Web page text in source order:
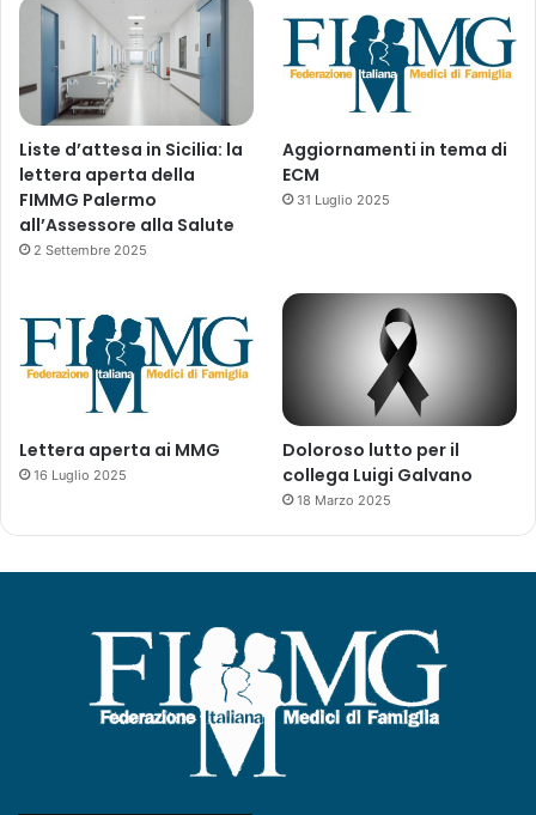
Liste d’attesa in Sicilia: la
lettera aperta della
FIMMG Palermo
all’Assessore alla Salute
2 Settembre 2025
Aggiornamenti in tema di
ECM
31 Luglio 2025
Lettera aperta ai MMG
16 Luglio 2025
Doloroso lutto per il
collega Luigi Galvano
18 Marzo 2025